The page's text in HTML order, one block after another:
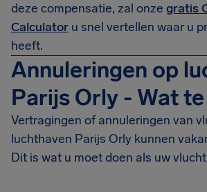
deze compensatie, zal onze gratis
Calculator u snel vertellen waar u
heeft.
Annuleringen op
Parijs Orly - Wat
Vertragingen of annuleringen van
luchthaven Parijs Orly kunnen
Dit is wat u moet doen als uw